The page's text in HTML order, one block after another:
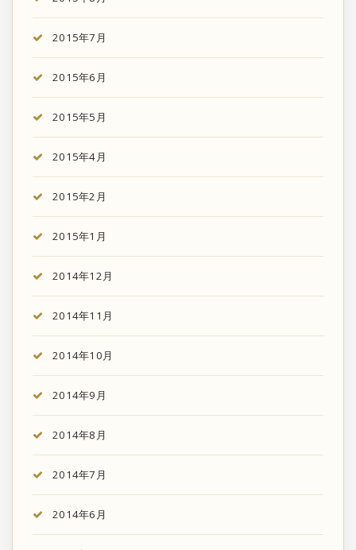
2015年7月
2015年6月
2015年5月
2015年4月
2015年2月
2015年1月
2014年12月
2014年11月
2014年10月
2014年9月
2014年8月
2014年7月
2014年6月